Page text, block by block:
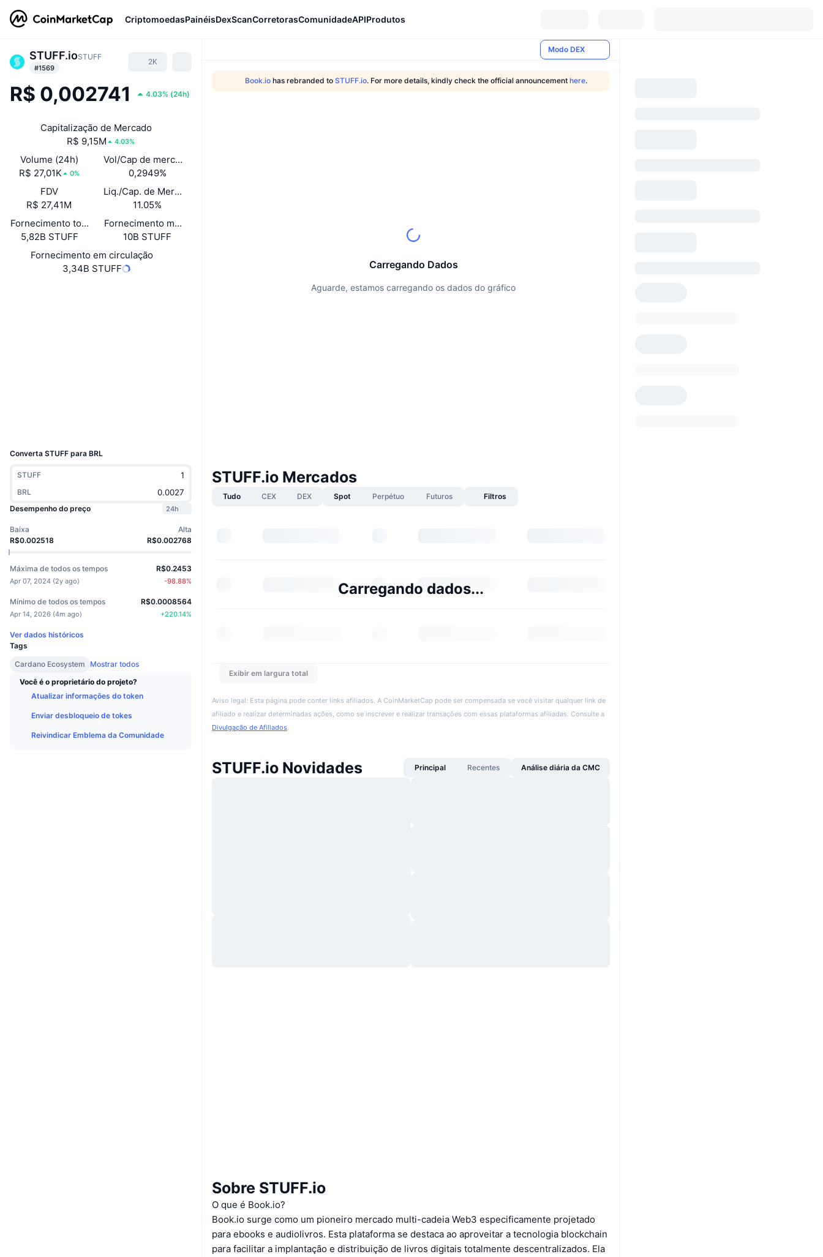
CriptomoedasPainéisDexScanCorretorasComunidadeAPIProdutos
STUFF.ioSTUFF
#1569
2K
R$ 0,002741 4.03% (24h)
Capitalização de Mercado
R$ 9,15M
4.03%
Volume (24h)
R$ 27,01K
0%
Vol/Cap de mercado (24h)
0,2949%
FDV
R$ 27,41M
Liq./Cap. de Mercado
11.05%
Fornecimento total
5,82B STUFF
Fornecimento máximo
10B STUFF
Fornecimento em circulação
3,34B STUFF
Converta STUFF para BRL
STUFF
BRL
Desempenho do preço
24h
Baixa
R$0.002518
Alta
R$0.002768
Máxima de todos os tempos
Apr 07, 2024 (2y ago)
R$0.2453
-98.88%
Mínimo de todos os tempos
Apr 14, 2026 (4m ago)
R$0.0008564
+220.14%
Ver dados históricos
Tags
Cardano Ecosystem
Mostrar todos
Você é o proprietário do projeto?
Atualizar informações do token
Enviar desbloqueio de tokes
Reivindicar Emblema da Comunidade
Modo DEX
Book.iohas rebranded to STUFF.io. For more details, kindly check the official announcement here.
Carregando Dados
Aguarde, estamos carregando os dados do gráfico
STUFF.io Mercados
Tudo CEX DEX Spot Perpétuo Futuros Filtros
Carregando dados...
Exibir em largura total
Aviso legal: Esta página pode conter links afiliados. A CoinMarketCap pode ser compensada se você visitar qualquer link de
afiliado e realizar determinadas ações, como se inscrever e realizar transações com essas plataformas afiliadas. Consulte a
Divulgação de Afiliados.
STUFF.io Novidades Principal Recentes Análise diária da CMC
Sobre STUFF.io
O que é Book.io?
Book.io surge como um pioneiro mercado multi-cadeia Web3 especificamente projetado
para ebooks e audiolivros. Esta plataforma se destaca ao aproveitar a tecnologia blockchain
para facilitar a implantação e distribuição de livros digitais totalmente descentralizados. Ela